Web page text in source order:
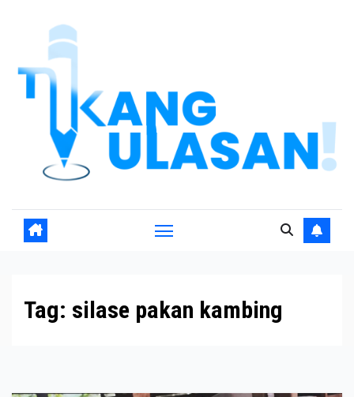
Tag: silase pakan kambing